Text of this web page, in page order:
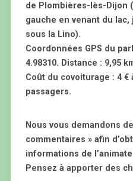
de Plombières-lès-Dijon
gauche en venant du
sous la Lino).
Coordonnées GPS du
4.98310. Distance : 9,95
Coût du covoiturage : 4
passagers.
Nous vous demandons
commentaires » afin
informations de
Pensez à apporter des